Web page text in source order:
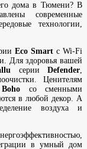
дома в Тюмени? В
современные
технологии,
Eco Smart с Wi-Fi
Для здоровья вашей
серииDefender,
Ценителям
Boho со сменными
в любой декор. А
воздуха и
в умный дом